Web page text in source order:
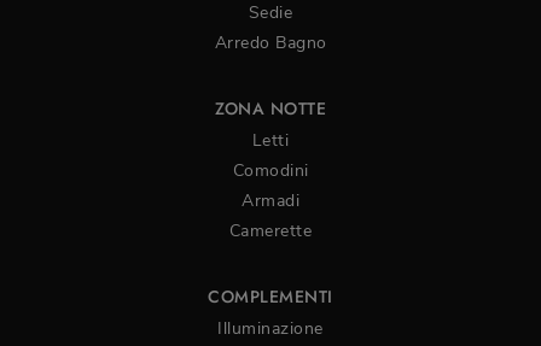
Sedie
Arredo Bagno
ZONA NOTTE
Letti
Comodini
Armadi
Camerette
COMPLEMENTI
Illuminazione